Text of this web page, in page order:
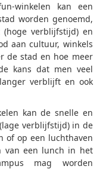
winkelen kan een
worden genoemd,
verblijfstijd) en
aan cultuur, winkels
de stad en hoe meer
kans dat men veel
verblijft en ook
kan de snelle en
verblijfstijd) in de
of op een luchthaven
van een lunch in het
mag worden